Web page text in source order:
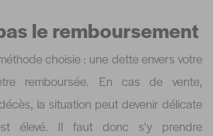
le remboursement
choisie : une dette envers votre
remboursée. En cas de vente,
la situation peut devenir délicate
élevé. Il faut donc s'y prendre